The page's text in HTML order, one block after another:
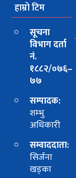
हाम्रो टिम
सूचना
विभाग दर्ता
नं.
१८८२/०७६–
७७
सम्पादक:
शम्भु
अधिकारी
सम्वाददाता:
सिर्जना
खड्का